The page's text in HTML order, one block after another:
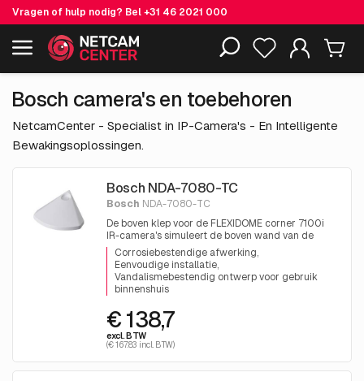
Vragen of hulp nodig? Bel+31 46 2021 000
Inclusief EOL-producten
Bosch camera's en toebehoren
NetcamCenter - Specialist in IP-Camera's - En Intelligente
Bewakingsoplossingen.
Bosch NDA-7080-TC
Bosch NDA-7080-TC
De boven klep voor de FLEXIDOME corner 7100i
IR-camera's simuleert de boven wand van de
kamer waarin de camera is geïnstalleerd. Het
ontwerp van de klep voorkomt tevens dat mensen
voorwerpen aan de camera hangen.
Corrosiebestendige afwerking
Eenvoudige installatie
Vandalismebestendig ontwerp voor gebruik
binnenshuis
€ 138,7
excl. BTW
(€ 167.83 incl. BTW)